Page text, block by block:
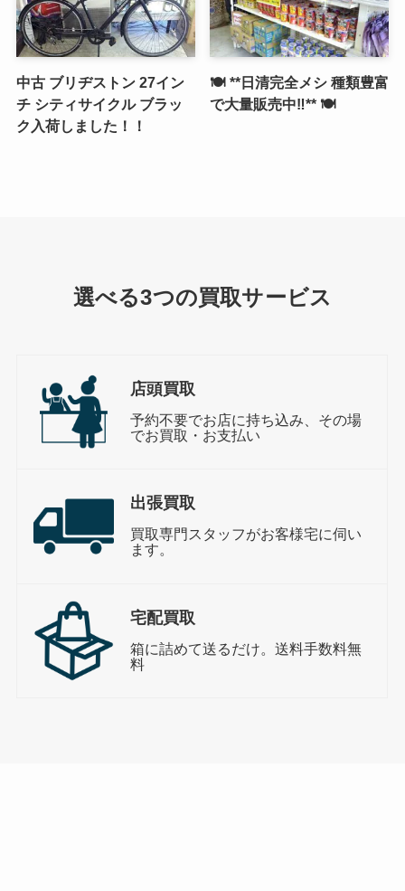
中古 ブリヂストン 27イン
チ シティサイクル ブラッ
ク入荷しました！！
🍽️ **日清完全メシ 種類豊富
で大量販売中‼️** 🍽️
選べる3つの買取サービス
店頭買取
予約不要でお店に持ち込み、その場
でお買取・お支払い
出張買取
買取専門スタッフがお客様宅に伺い
ます。
宅配買取
箱に詰めて送るだけ。送料手数料無
料